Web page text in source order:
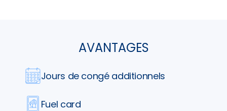
AVANTAGES
Jours de congé additionnels
Fuel card